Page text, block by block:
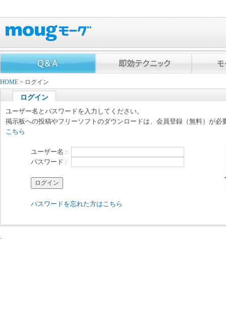
HOME > ログイン
ログイン
ユーザー名とパスワードを入力してください。
掲示板への投稿やフリーソフトのダウンロードは、会員登録（無料）が必
こちら
ユーザー名 :
パスワード :
パスワードを忘れた方はこちら